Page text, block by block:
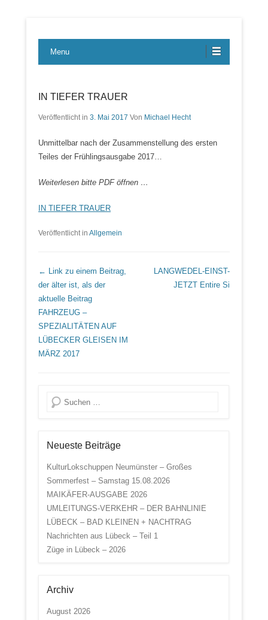
LBE-Express
Menu
IN TIEFER TRAUER
Veröffentlicht in 3. Mai 2017 Von Michael Hecht
Unmittelbar nach der Zusammenstellung des ersten
Teiles der Frühlingsausgabe 2017…
Weiterlesen bitte PDF öffnen …
IN TIEFER TRAUER
Veröffentlicht in Allgemein
Beitrags Übersicht
← Link zu einem Beitrag,
der älter ist, als der
aktuelle Beitrag
FAHRZEUG –
SPEZIALITÄTEN AUF
LÜBECKER GLEISEN IM
MÄRZ 2017
LANGWEDEL-EINST-
JETZT Entire Si
Suche
Neueste Beiträge
KulturLokschuppen Neumünster – Großes
Sommerfest – Samstag 15.08.2026
MAIKÄFER-AUSGABE 2026
UMLEITUNGS-VERKEHR – DER BAHNLINIE
LÜBECK – BAD KLEINEN + NACHTRAG
Nachrichten aus Lübeck – Teil 1
Züge in Lübeck – 2026
Archiv
August 2026